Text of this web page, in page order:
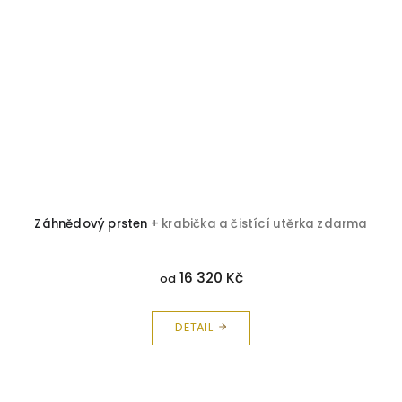
Záhnědový prsten + krabička a čistící utěrka zdarma
od16 320 Kč
DETAIL